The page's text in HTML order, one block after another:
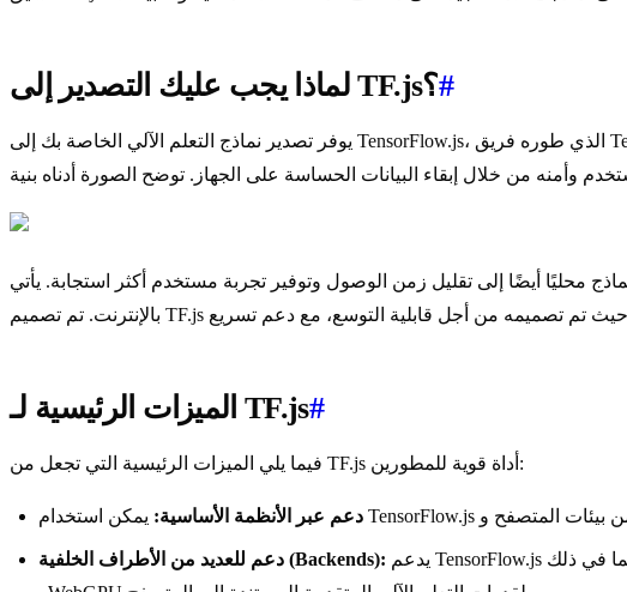
لماذا يجب عليك التصدير إلى TF.js؟#
يوفر تصدير نماذج التعلم الآلي الخاصة بك إلى TensorFlow.js، الذي طوره فريق TensorFlow كجزء من نظام TensorFlow البيئي الأوسع، العديد من المزايا لنشر تطبيقات التعلم الآلي. فهو يساعد في تعزيز
الميزات الرئيسية لـ TF.js#
فيما يلي الميزات الرئيسية التي تجعل من TF.js أداة قوية للمطورين:
دعم عبر الأنظمة الأساسية:
دعم للعديد من الأطراف الخلفية (Backends):